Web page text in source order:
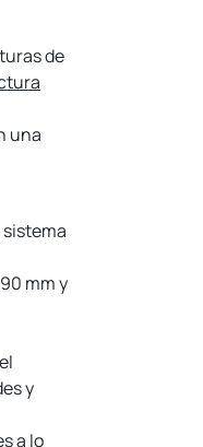
de
una
sistema
mm y
y
a lo